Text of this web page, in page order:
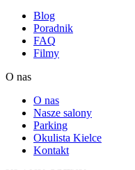
Blog
Poradnik
FAQ
Filmy
O nas
O nas
Nasze salony
Parking
Okulista Kielce
Kontakt